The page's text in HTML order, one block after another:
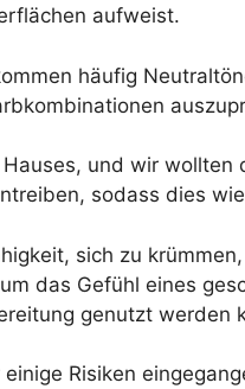
aufweist.
häufig
und wir
sodass dies
sich zu
das Gefühl eines
genutzt werden
Risiken